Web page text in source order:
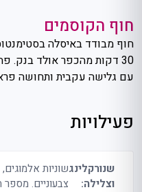
חוף הקוסמים
חוף מבודד באיסלה
30 דקות מהכפר אולד
עם גלישה עקבית ותחושה
פעילויות
שנורקלינג
וצלילה:
שוניות
צבעוניים. מספר